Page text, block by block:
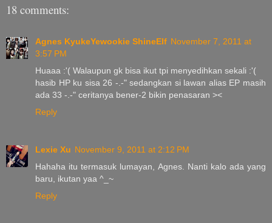
18 comments:
Agnes KyukeYewookie ShineElf November 7, 2011 at
3:57 PM
Huaaa :'( Walaupun gk bisa ikut tpi menyedihkan sekali :'(
hasib HP ku sisa 26 -.-" sedangkan si lawan alias EP masih
ada 33 -.-" ceritanya bener-2 bikin penasaran ><
Reply
Lexie Xu November 9, 2011 at 2:12 PM
Hahaha itu termasuk lumayan, Agnes. Nanti kalo ada yang
baru, ikutan yaa ^_~
Reply